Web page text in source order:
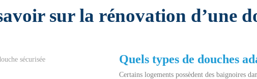
sur la rénovation d’une
Quels types de douches
Certains logements possèdent des baignoires